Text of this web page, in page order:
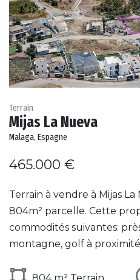
Terrain
Mijas La Nueva
Malaga, Espagne
465.000 €
Terrain à vendre à Mijas La
804m² parcelle. Cette
commodités suivantes:
montagne, golf à
804 m² Terrain